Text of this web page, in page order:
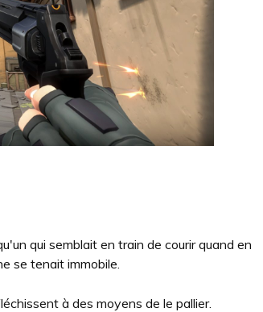
qui semblait en train de courir quand en
se tenait immobile.
à des moyens de le pallier.